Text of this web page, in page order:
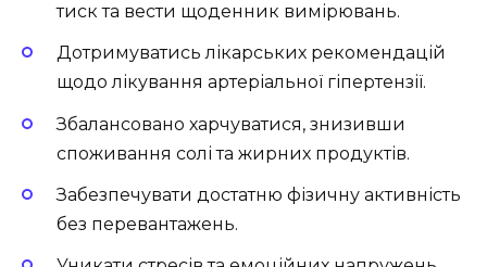
тиск та вести щоденник вимірювань.
Дотримуватись лікарських рекомендацій
щодо лікування артеріальної гіпертензії.
Збалансовано харчуватися, знизивши
споживання солі та жирних продуктів.
Забезпечувати достатню фізичну активність
без перевантажень.